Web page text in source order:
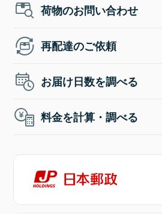
荷物のお問い合わせ
再配達のご依頼
お届け日数を調べる
料金を計算・調べる